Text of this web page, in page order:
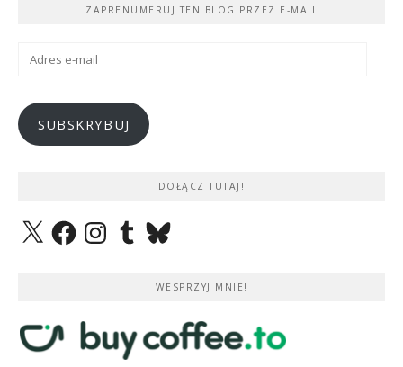
ZAPRENUMERUJ TEN BLOG PRZEZ E-MAIL
Adres
SUBSKRYBUJ
DOŁĄCZ TUTAJ!
X FacebookInstagramTumblrBluesky
WESPRZYJ MNIE!